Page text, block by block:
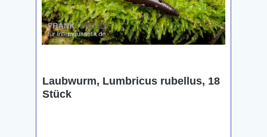
Laubwurm, Lumbricus rubellus, 18
Stück